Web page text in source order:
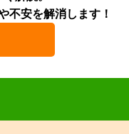
不安を解消します！